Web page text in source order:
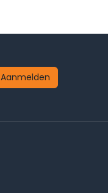
Aanmelden